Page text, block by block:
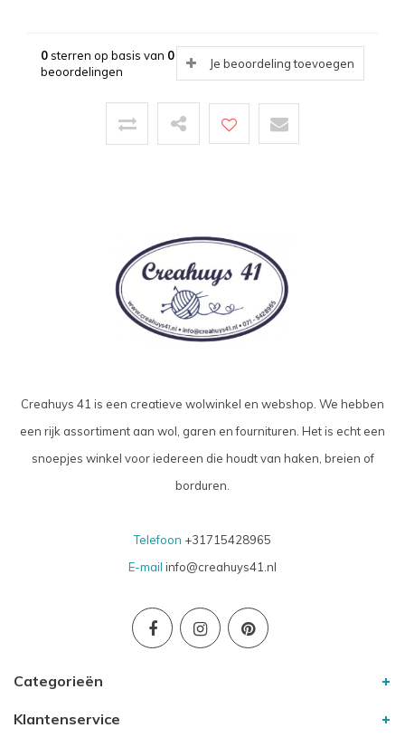
0sterren op basis van 0
beoordelingen
Je beoordeling toevoegen
Creahuys 41 is een creatieve wolwinkel en webshop. We hebben
een rijk assortiment aan wol, garen en fournituren. Het is echt een
snoepjes winkel voor iedereen die houdt van haken, breien of
borduren.
Telefoon +31715428965
E-mail info@creahuys41.nl
Categorieën
Klantenservice